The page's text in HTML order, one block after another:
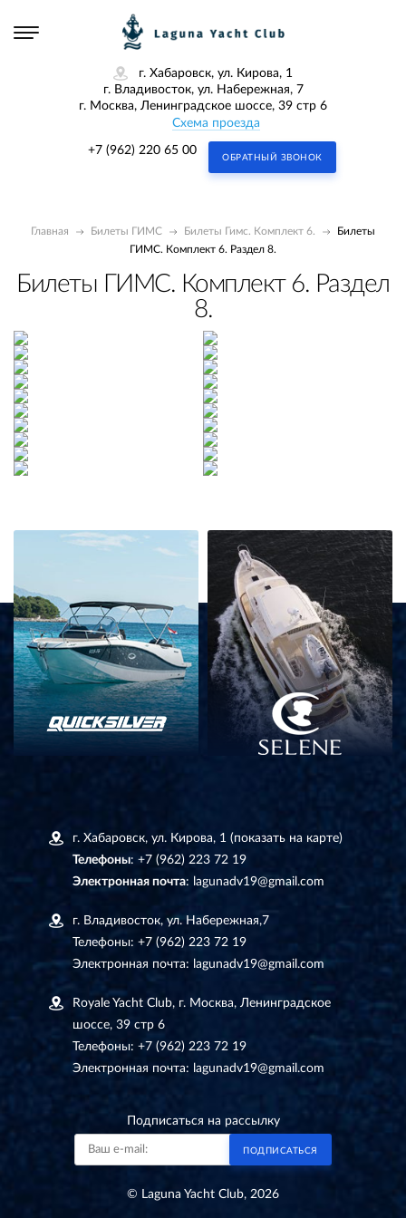
г. Хабаровск, ул. Кирова, 1
г. Владивосток, ул. Набережная, 7
г. Москва, Ленинградское шоссе, 39 стр 6
Схема проезда
+7 (962) 220 65 00
ОБРАТНЫЙ ЗВОНОК
Главная Билеты ГИМС Билеты Гимс. Комплект 6.
Билеты
ГИМС. Комплект 6. Раздел 8.
Билеты ГИМС. Комплект 6. Раздел
8.
г. Хабаровск, ул. Кирова, 1 (показать на карте)
Телефоны: +7 (962) 223 72 19
Электронная почта: lagunadv19@gmail.com
г. Владивосток, ул. Набережная,7
Телефоны: +7 (962) 223 72 19
Электронная почта: lagunadv19@gmail.com
Royale Yacht Club, г. Москва, Ленинградское
шоссе, 39 стр 6
Телефоны: +7 (962) 223 72 19
Электронная почта: lagunadv19@gmail.com
Подписаться на рассылку
ПОДПИСАТЬСЯ
© Laguna Yacht Club, 2026